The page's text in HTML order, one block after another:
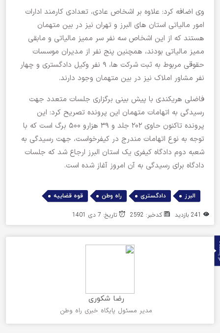
وی اضافه کرد: علاوه ‌بر اشخاص عادی، تعدادی کارمند ادارات
امور مالیاتی استان های البرز و تهران نیز در بین متهمان
هستند که از این اشخاص سه نفر سر ممیز مالیاتی و مابقی
ممیز مالیاتی بودند، همچنین پنج نفر از مدیران موسسات
حقوقی مربوط به ثبت شرکت ها، ۹ نفر وکیل دادگستری و چهار
نفر مشاور املاک نیز در بین متهمان وجود دارند.
فاضلی هریکندی با پیش بینی برگزاری جلسات متعدد جهت
رسیدگی به اتهامات متهمان این پرونده تصریح کرد: این
پرونده تاکنون حاوی ۲۰۲ جلد و ۳۹ هزارو ۵۰۰ برگ است که با
توجه به نوع اتهامات مندرج در کیفرخواست، جهت رسیدگی به
شعبه دوم دادگاه کیفری یک استان البرز ارجاع شد که جلسات
دادگاه برای رسیدگی به آن امروز آغاز شده است.
البرز , دادگستری , راه وطن , قوه قضاییه
کدخبر: 2592 تاریخ: 7 دی 1401
رضا شکوری
مدیر مسئول پایگاه خبری راه وطن